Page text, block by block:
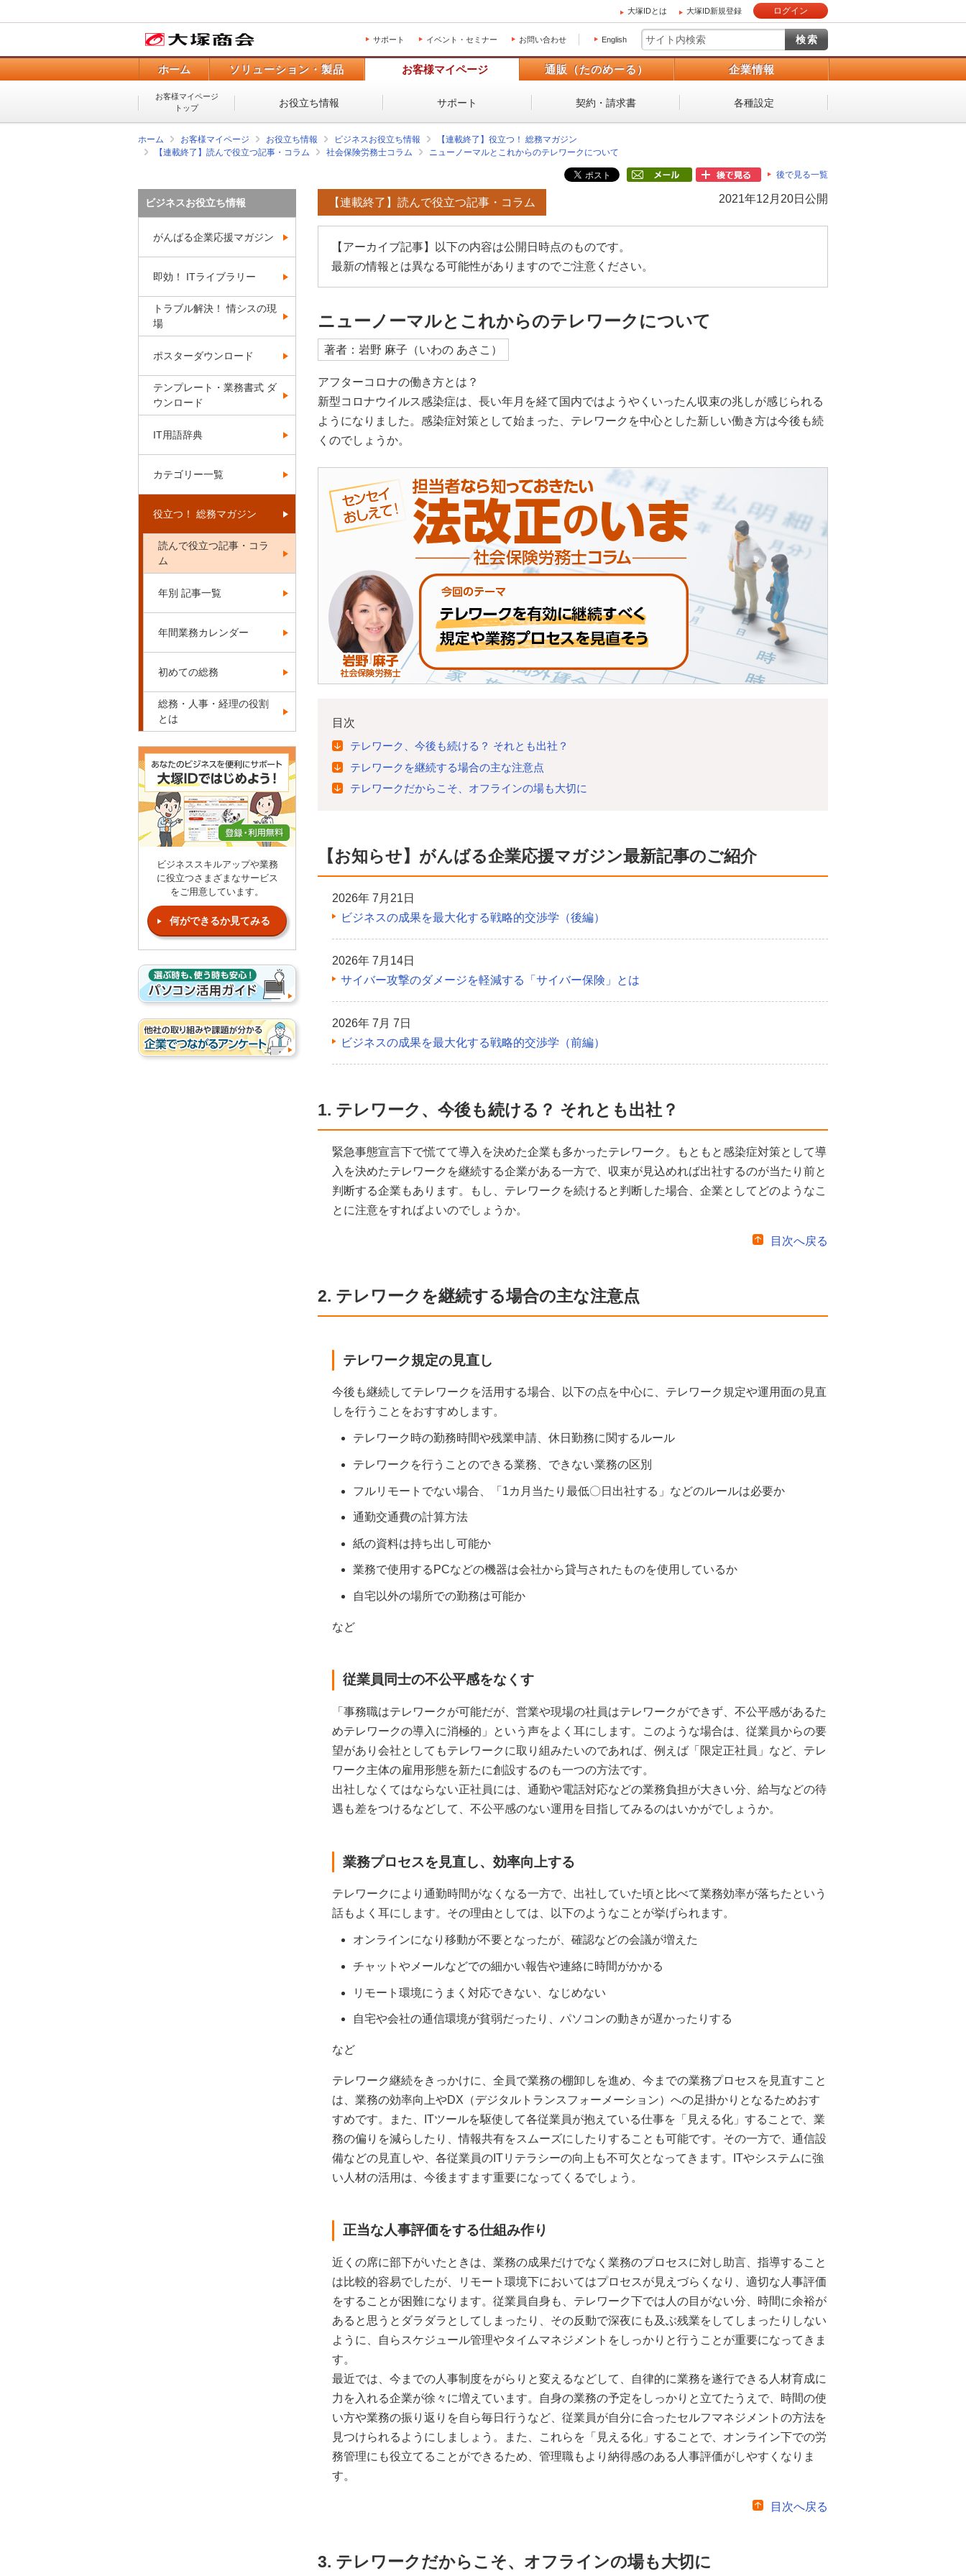
大塚IDとは 大塚ID新規登録 ログイン
サポート イベント・セミナー お問い合わせ English
ホーム ソリューション・製品 お客様マイページ 通販（たのめーる） 企業情報
お客様マイページ
トップ
お役立ち情報 サポート 契約・請求書 各種設定
ホーム お客様マイページ お役立ち情報 ビジネスお役立ち情報
【連載終了】役立つ！ 総務マガジン
【連載終了】読んで役立つ記事・コラム
社会保険労務士コラム ニューノーマルとこれからのテレワークについて
後で見る一覧
2021年12月20日公開
【連載終了】読んで役立つ記事・コラム
【アーカイブ記事】以下の内容は公開日時点のものです。
最新の情報とは異なる可能性がありますのでご注意ください。
ニューノーマルとこれからのテレワークについて
著者：岩野 麻子（いわの あさこ）
アフターコロナの働き方とは？
新型コロナウイルス感染症は、長い年月を経て国内ではようやくいったん収束の兆しが感じられる
ようになりました。感染症対策として始まった、テレワークを中心とした新しい働き方は今後も続
くのでしょうか。
目次
テレワーク、今後も続ける？ それとも出社？
テレワークを継続する場合の主な注意点
テレワークだからこそ、オフラインの場も大切に
【お知らせ】がんばる企業応援マガジン最新記事のご紹介
2026年 7月21日
ビジネスの成果を最大化する戦略的交渉学（後編）
2026年 7月14日
サイバー攻撃のダメージを軽減する「サイバー保険」とは
2026年 7月 7日
ビジネスの成果を最大化する戦略的交渉学（前編）
1. テレワーク、今後も続ける？ それとも出社？
緊急事態宣言下で慌てて導入を決めた企業も多かったテレワーク。もともと感染症対策として導
入を決めたテレワークを継続する企業がある一方で、収束が見込めれば出社するのが当たり前と
判断する企業もあります。もし、テレワークを続けると判断した場合、企業としてどのようなこ
とに注意をすればよいのでしょうか。
目次へ戻る
2. テレワークを継続する場合の主な注意点
テレワーク規定の見直し
今後も継続してテレワークを活用する場合、以下の点を中心に、テレワーク規定や運用面の見直
しを行うことをおすすめします。
テレワーク時の勤務時間や残業申請、休日勤務に関するルール
テレワークを行うことのできる業務、できない業務の区別
フルリモートでない場合、「1カ月当たり最低〇日出社する」などのルールは必要か
通勤交通費の計算方法
紙の資料は持ち出し可能か
業務で使用するPCなどの機器は会社から貸与されたものを使用しているか
自宅以外の場所での勤務は可能か
など
従業員同士の不公平感をなくす
「事務職はテレワークが可能だが、営業や現場の社員はテレワークができず、不公平感があるた
めテレワークの導入に消極的」という声をよく耳にします。このような場合は、従業員からの要
望があり会社としてもテレワークに取り組みたいのであれば、例えば「限定正社員」など、テレ
ワーク主体の雇用形態を新たに創設するのも一つの方法です。
出社しなくてはならない正社員には、通勤や電話対応などの業務負担が大きい分、給与などの待
遇も差をつけるなどして、不公平感のない運用を目指してみるのはいかがでしょうか。
業務プロセスを見直し、効率向上する
テレワークにより通勤時間がなくなる一方で、出社していた頃と比べて業務効率が落ちたという
話もよく耳にします。その理由としては、以下のようなことが挙げられます。
オンラインになり移動が不要となったが、確認などの会議が増えた
チャットやメールなどでの細かい報告や連絡に時間がかかる
リモート環境にうまく対応できない、なじめない
自宅や会社の通信環境が貧弱だったり、パソコンの動きが遅かったりする
など
テレワーク継続をきっかけに、全員で業務の棚卸しを進め、今までの業務プロセスを見直すこと
は、業務の効率向上やDX（デジタルトランスフォーメーション）への足掛かりとなるためおす
すめです。また、ITツールを駆使して各従業員が抱えている仕事を「見える化」することで、業
務の偏りを減らしたり、情報共有をスムーズにしたりすることも可能です。その一方で、通信設
備などの見直しや、各従業員のITリテラシーの向上も不可欠となってきます。ITやシステムに強
い人材の活用は、今後ますます重要になってくるでしょう。
正当な人事評価をする仕組み作り
近くの席に部下がいたときは、業務の成果だけでなく業務のプロセスに対し助言、指導すること
は比較的容易でしたが、リモート環境下においてはプロセスが見えづらくなり、適切な人事評価
をすることが困難になります。従業員自身も、テレワーク下では人の目がない分、時間に余裕が
あると思うとダラダラとしてしまったり、その反動で深夜にも及ぶ残業をしてしまったりしない
ように、自らスケジュール管理やタイムマネジメントをしっかりと行うことが重要になってきま
す。
最近では、今までの人事制度をがらりと変えるなどして、自律的に業務を遂行できる人材育成に
力を入れる企業が徐々に増えています。自身の業務の予定をしっかりと立てたうえで、時間の使
い方や業務の振り返りを自ら毎日行うなど、従業員が自分に合ったセルフマネジメントの方法を
見つけられるようにしましょう。また、これらを「見える化」することで、オンライン下での労
務管理にも役立てることができるため、管理職もより納得感のある人事評価がしやすくなりま
す。
目次へ戻る
3. テレワークだからこそ、オフラインの場も大切に
ビジネスお役立ち情報
がんばる企業応援マガジン
即効！ ITライブラリー
トラブル解決！ 情シスの現
場
ポスターダウンロード
テンプレート・業務書式 ダ
ウンロード
IT用語辞典
カテゴリー一覧
役立つ！ 総務マガジン
読んで役立つ記事・コラ
ム
年別 記事一覧
年間業務カレンダー
初めての総務
総務・人事・経理の役割
とは
ビジネススキルアップや業務
に役立つさまざまなサービス
をご用意しています。
何ができるか見てみる